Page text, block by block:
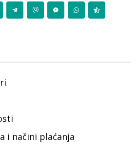
i načini plaćanja